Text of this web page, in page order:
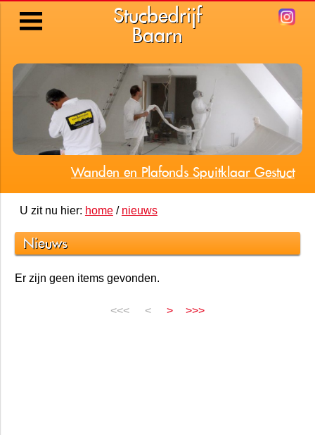
Stucbedrijf
Baarn
Wanden en Plafonds Spuitklaar Gestuct
U zit nu hier: home/ nieuws
Nieuws
Er zijn geen items gevonden.
<<< < > >>>